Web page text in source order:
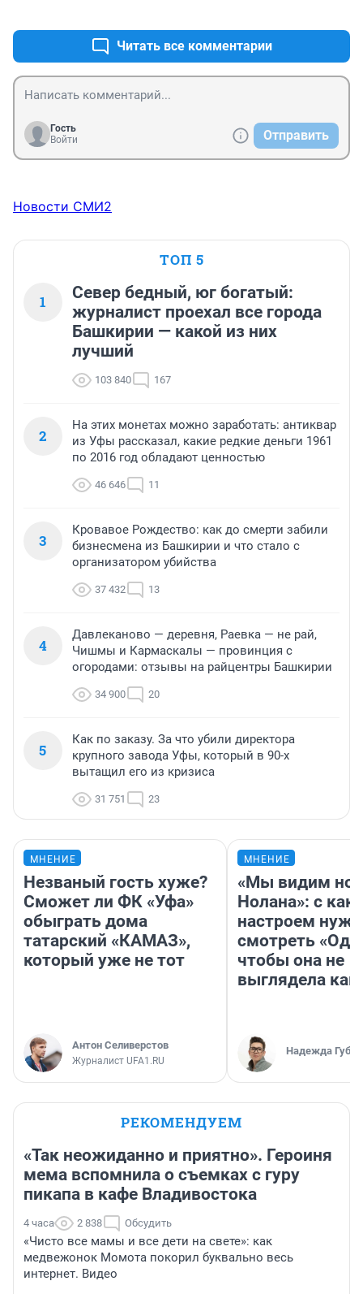
Читать все комментарии
Гость
Войти
Отправить
Новости СМИ2
ТОП 5
1
Север бедный, юг богатый:
журналист проехал все города
Башкирии — какой из них
лучший
103 840 167
2
На этих монетах можно заработать: антиквар
из Уфы рассказал, какие редкие деньги 1961
по 2016 год обладают ценностью
46 646 11
3
Кровавое Рождество: как до смерти забили
бизнесмена из Башкирии и что стало с
организатором убийства
37 432 13
4
Давлеканово — деревня, Раевка — не рай,
Чишмы и Кармаскалы — провинция с
огородами: отзывы на райцентры Башкирии
34 900 20
5
Как по заказу. За что убили директора
крупного завода Уфы, который в 90-х
вытащил его из кризиса
31 751 23
МНЕНИЕ
Незваный гость хуже?
Сможет ли ФК «Уфа»
обыграть дома
татарский «КАМАЗ»,
который уже не тот
Антон Селиверстов
Журналист UFA1.RU
МНЕНИЕ
«Мы видим
Нолана»: с
настроем
смотреть
чтобы она не
выглядела как
Надежда
РЕКОМЕНДУЕМ
«Так неожиданно и приятно». Героиня
мема вспомнила о съемках с гуру
пикапа в кафе Владивостока
4 часа 2 838 Обсудить
«Чисто все мамы и все дети на свете»: как
медвежонок Момота покорил буквально весь
интернет. Видео